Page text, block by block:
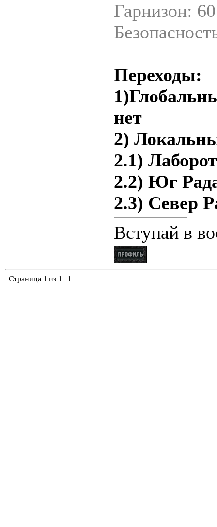
Гарнизон:
Переходы:
нет
2)
2.1)
2.2) Юг
2.3) Север
Вступай в
Страница 1 из 1 1